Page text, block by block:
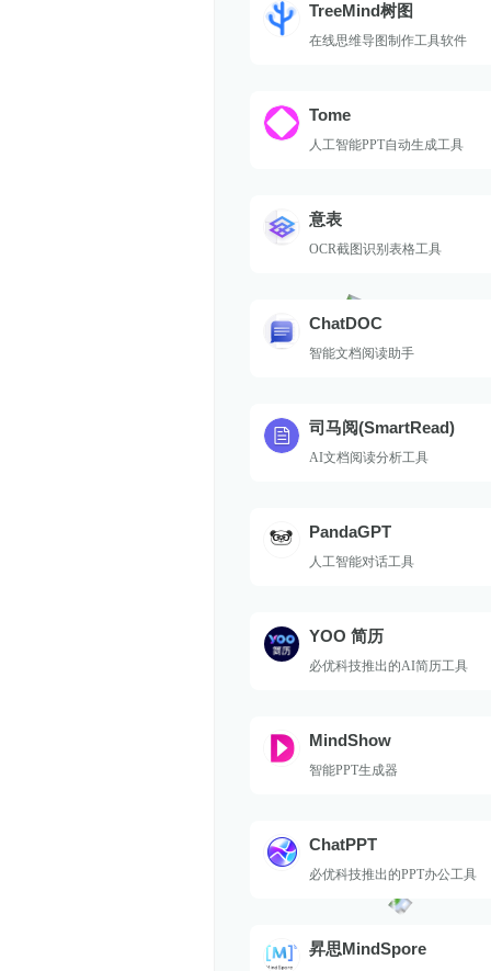
TreeMind树图
在线思维导图制作工具软件
Tome
人工智能PPT自动生成工具
意表
OCR截图识别表格工具
ChatDOC
智能文档阅读助手
司马阅(SmartRead)
AI文档阅读分析工具
PandaGPT
人工智能对话工具
YOO 简历
必优科技推出的AI简历工具
MindShow
智能PPT生成器
ChatPPT
必优科技推出的PPT办公工具
昇思MindSpore